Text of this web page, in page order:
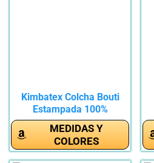
Kimbatex Colcha Bouti
Estampada 100%
Microfibra...
MEDIDAS Y
COLORES